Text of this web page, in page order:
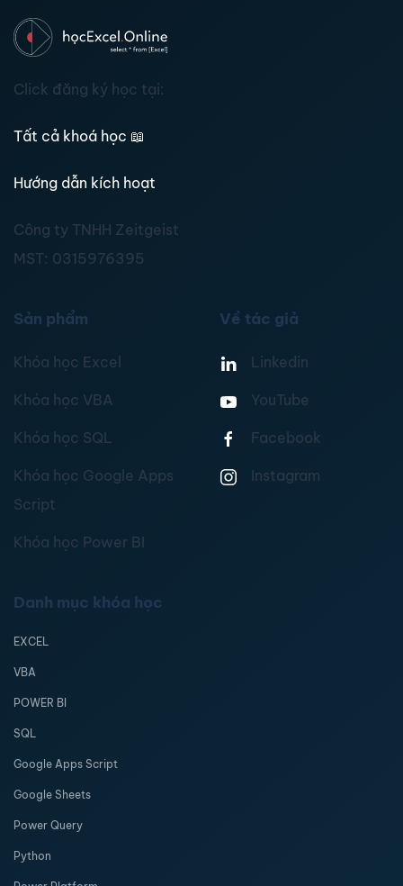
Click đăng ký học tại:
Tất cả khoá học 📖
Hướng dẫn kích hoạt
Công ty TNHH Zeitgeist
MST: 0315976395
Sản phẩm
Khóa học Excel
Khóa học VBA
Khóa học SQL
Khóa học Google Apps
Script
Khóa học Power BI
Về tác giả
Linkedin
YouTube
Facebook
Instagram
Danh mục khóa học
EXCEL
VBA
POWER BI
SQL
Google Apps Script
Google Sheets
Power Query
Python